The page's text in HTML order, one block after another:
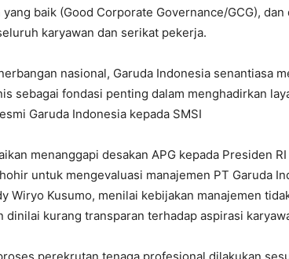
baik (Good Corporate Governance/GCG),
karyawan dan serikat pekerja.
nasional, Garuda Indonesia senantiasa
sebagai fondasi penting dalam menghadirkan
Garuda Indonesia kepada SMSI
menanggapi desakan APG kepada Presiden
untuk mengevaluasi manajemen PT Garuda
Wiryo Kusumo, menilai kebijakan manajemen
dinilai kurang transparan terhadap aspirasi